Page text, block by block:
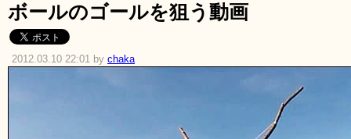
ボールのゴールを狙う動画
2012.03.10 22:01 by chaka